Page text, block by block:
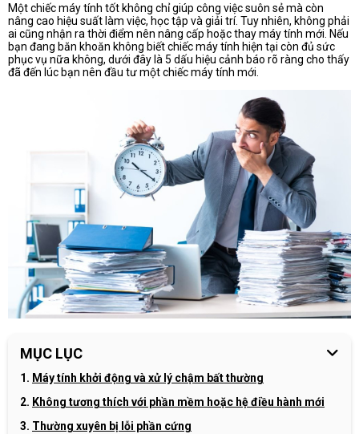
Một chiếc máy tính tốt không chỉ giúp công việc suôn sẻ mà còn
nâng cao hiệu suất làm việc, học tập và giải trí. Tuy nhiên, không phải
ai cũng nhận ra thời điểm nên nâng cấp hoặc thay máy tính mới. Nếu
bạn đang băn khoăn không biết chiếc máy tính hiện tại còn đủ sức
phục vụ nữa không, dưới đây là 5 dấu hiệu cảnh báo rõ ràng cho thấy
đã đến lúc bạn nên đầu tư một chiếc máy tính mới.
MỤC LỤC
Máy tính khởi động và xử lý chậm bất thường
Không tương thích với phần mềm hoặc hệ điều hành mới
Thường xuyên bị lỗi phần cứng